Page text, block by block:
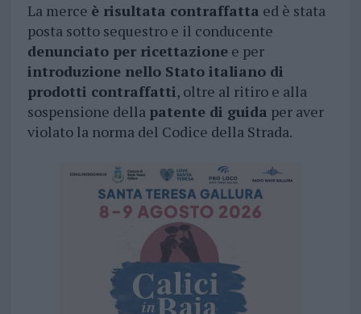
La merce è risultata contraffatta ed è stata
posta sotto sequestro e il conducente
denunciato per ricettazionee per
introduzione nello Stato italiano di
prodotti contraffatti, oltre al ritiro e alla
sospensione della patente di guida per aver
violato la norma del Codice della Strada.